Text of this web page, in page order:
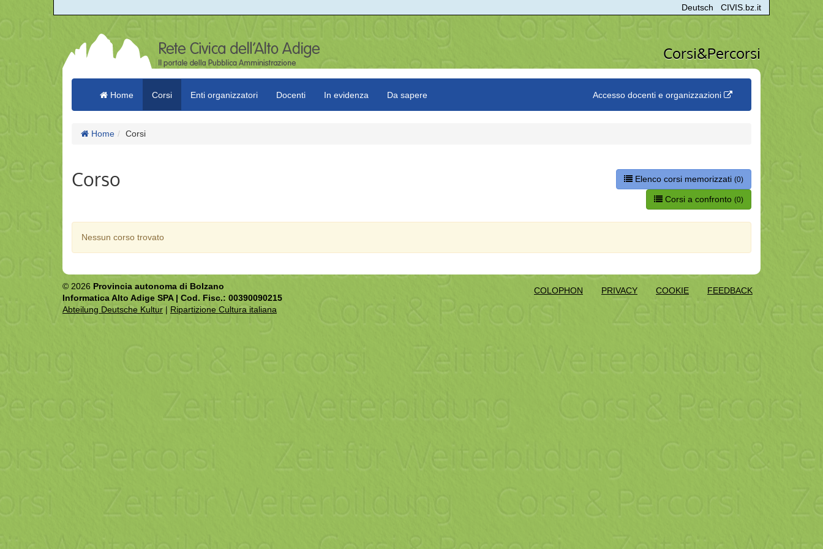
Deutsch CIVIS.bz.it
Corsi&Percorsi
Home Corsi Enti organizzatori Docenti In evidenza Da sapere Accesso docenti e organizzazioni
Home Corsi
Corso Elenco corsi memorizzati (0)
Corsi a confronto (0)
Nessun corso trovato
© 2026 Provincia autonoma di Bolzano
Informatica Alto Adige SPA | Cod. Fisc.: 00390090215
Abteilung Deutsche Kultur | Ripartizione Cultura italiana
COLOPHON PRIVACY COOKIE FEEDBACK